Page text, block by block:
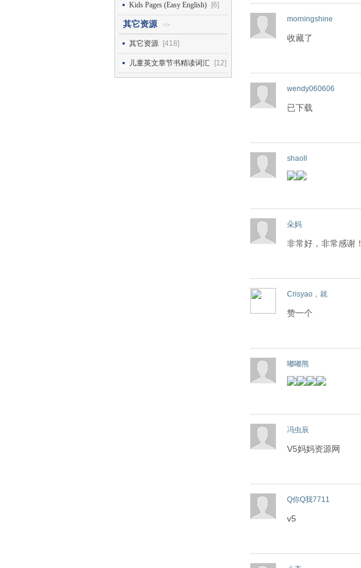
Kids Pages (Easy English) [6]
其它资源 >>
其它资源 [418]
儿童英文章节书精读词汇 [12]
morningshine
收藏了
wendy060606
已下载
shaoll
朵妈
非常好，非常感谢！
Crisyao，就
赞一个
嘟嘟熊
冯虫辰
V5妈妈资源网
Q你Q我7711
v5